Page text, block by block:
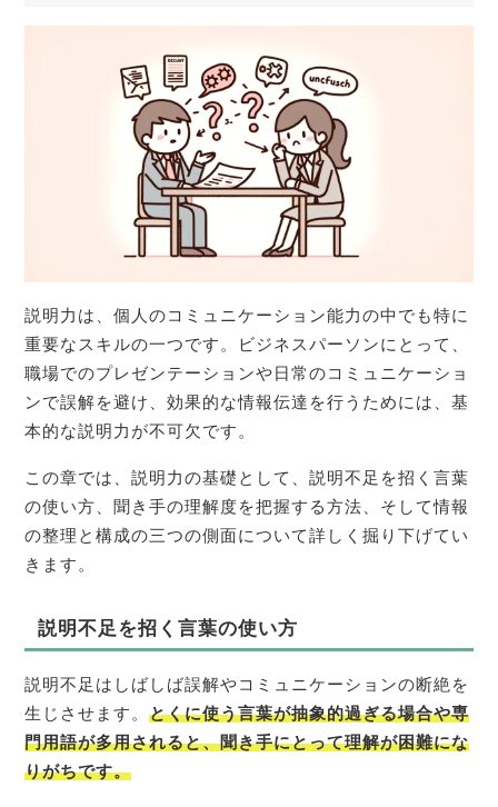
説明力は、個人のコミュニケーション能力の中でも特に
重要なスキルの一つです。ビジネスパーソンにとって、
職場でのプレゼンテーションや日常のコミュニケーショ
ンで誤解を避け、効果的な情報伝達を行うためには、基
本的な説明力が不可欠です。
この章では、説明力の基礎として、説明不足を招く言葉
の使い方、聞き手の理解度を把握する方法、そして情報
の整理と構成の三つの側面について詳しく掘り下げてい
きます。
説明不足を招く言葉の使い方
説明不足はしばしば誤解やコミュニケーションの断絶を
生じさせます。とくに使う言葉が抽象的過ぎる場合や専
門用語が多用されると、聞き手にとって理解が困難にな
りがちです。